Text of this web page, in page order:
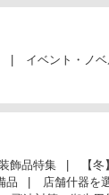
イベント・ノ
飾品特集 【
品 店舗什器を